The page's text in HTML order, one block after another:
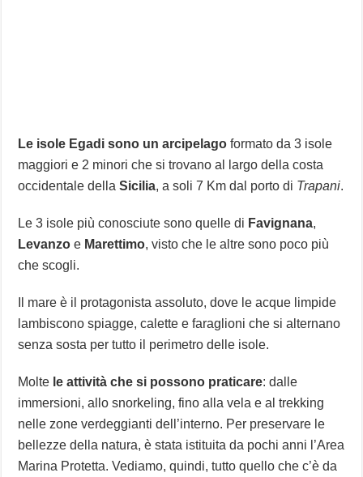
Le isole Egadi sono un arcipelago formato da 3 isole
maggiori e 2 minori che si trovano al largo della costa
occidentale dellaSicilia, a soli 7 Km dal porto di Trapani.
Le 3 isole più conosciute sono quelle di Favignana,
Levanzo e Marettimo, visto che le altre sono poco più
che scogli.
Il mare è il protagonista assoluto, dove le acque limpide
lambiscono spiagge, calette e faraglioni che si alternano
senza sosta per tutto il perimetro delle isole.
Molte le attività che si possono praticare: dalle
immersioni, allo snorkeling, fino alla vela e al trekking
nelle zone verdeggianti dell’interno. Per preservare le
bellezze della natura, è stata istituita da pochi anni l’Area
Marina Protetta. Vediamo, quindi, tutto quello che c’è da